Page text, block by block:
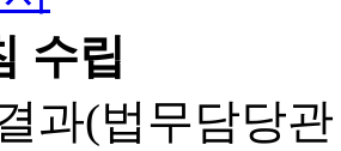
수립
과(법무담당